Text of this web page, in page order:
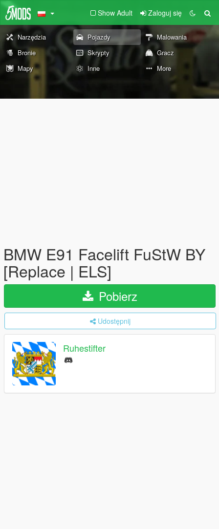
Show Adult Zaloguj się
Narzędzia Pojazdy
Malowania
Bronie
Skrypty
Gracz
Mapy
Inne More
BMW E91 Facelift FuStW BY
[Replace | ELS]
Pobierz
Udostępnij
Ruhestifter